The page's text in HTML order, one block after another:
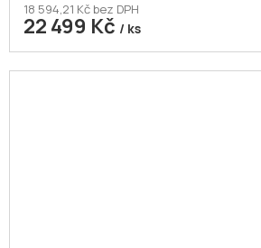
18 594,21 Kč bez DPH
22 499 Kč / ks